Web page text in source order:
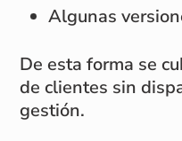
Algunas
De esta forma se
de clientes sin
gestión.